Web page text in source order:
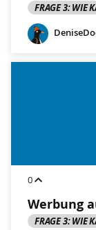
FRAGE 3: WIE
0
Werbung
FRAGE 3: WIE